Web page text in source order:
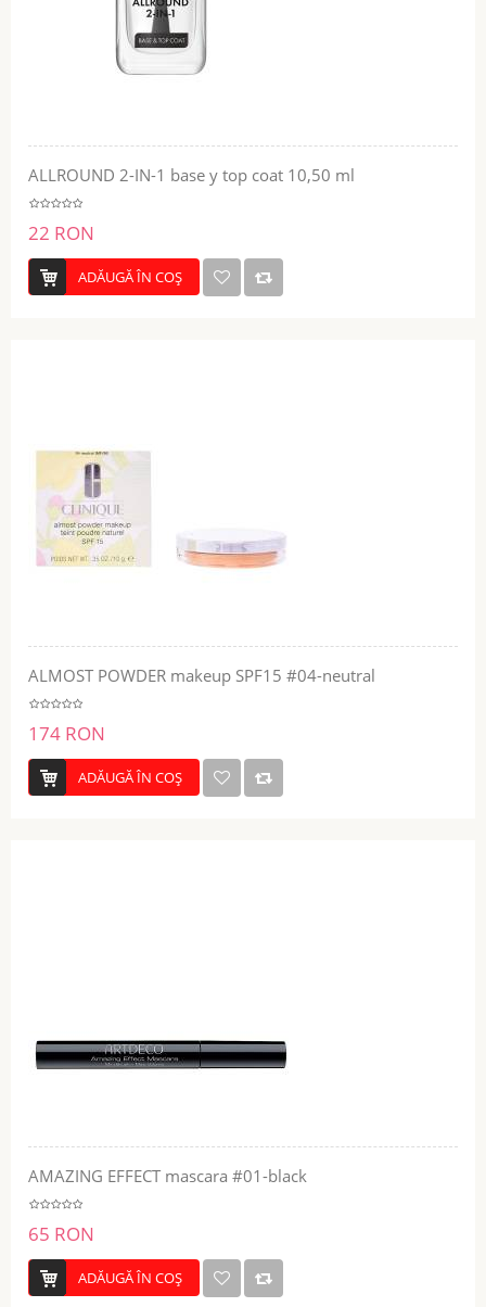
ALLROUND 2-IN-1 base y top coat 10,50 ml
22 RON
ADĂUGĂ ÎN COŞ
ALMOST POWDER makeup SPF15 #04-neutral
174 RON
ADĂUGĂ ÎN COŞ
AMAZING EFFECT mascara #01-black
65 RON
ADĂUGĂ ÎN COŞ